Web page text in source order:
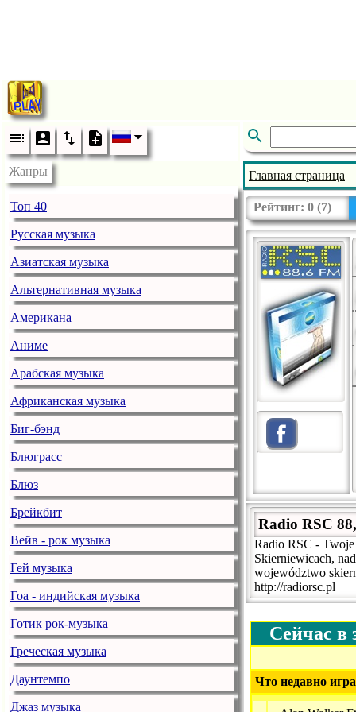
Жанры
Топ 40
Русская музыка
Азиатская музыка
Альтернативная музыка
Американа
Аниме
Арабская музыка
Африканская музыка
Биг-бэнд
Блюграсс
Блюз
Брейкбит
Вейв - рок музыка
Гей музыка
Гоа - индийская музыка
Готик рок-музыка
Греческая музыка
Даунтемпо
Джаз музыка
Главная страница
Рейтинг: 0 (7)
Radio RSC
Radio RSC -
Skierniewicach,
województwo
http://radiorsc.pl
Сейчас в
Что недавно